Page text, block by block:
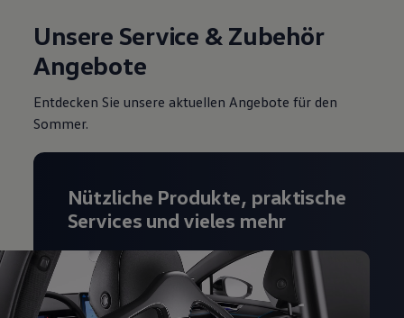
Kundeninformationen
Volkswagen Kundenbetreuung
Warn- und Kontrollleuchten
Assistenzsysteme
Digitale Betriebsanleitung
Live Beratung
Magazin
Elektromobilität
Volkswagen R
Pannen- und Unfallhilfe
Unsere Service & Zubehör
Angebote
Entdecken Sie unsere aktuellen Angebote für den
Sommer.
Nützliche Produkte, praktische
Services und vieles mehr